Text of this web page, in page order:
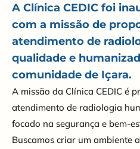
A Clínica CEDIC foi
com a missão de
atendimento de
qualidade e
comunidade de Içara.
A missão da Clínica CEDIC é
atendimento de radiologia
focado na segurança e bem-
Buscamos criar um ambiente